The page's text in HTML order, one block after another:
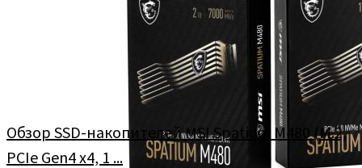
Обзор SSD-накопителей MSI Spatium M480 (M.2,
PCIe Gen4 x4, 1 ...